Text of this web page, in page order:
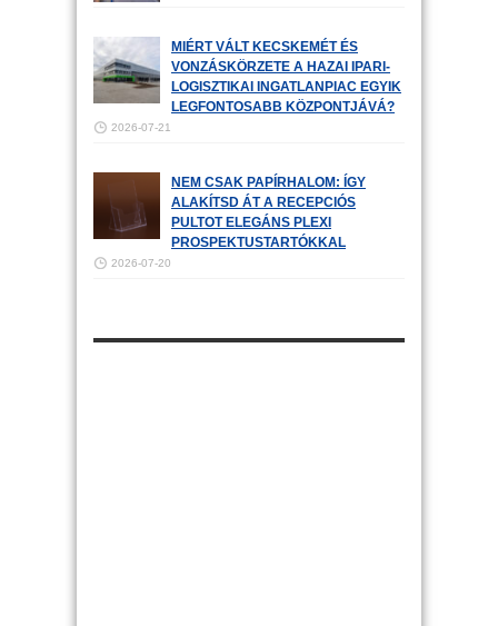
MIÉRT VÁLT KECSKEMÉT ÉS
VONZÁSKÖRZETE A HAZAI IPARI-
LOGISZTIKAI INGATLANPIAC EGYIK
LEGFONTOSABB KÖZPONTJÁVÁ?
2026-07-21
NEM CSAK PAPÍRHALOM: ÍGY
ALAKÍTSD ÁT A RECEPCIÓS
PULTOT ELEGÁNS PLEXI
PROSPEKTUSTARTÓKKAL
2026-07-20